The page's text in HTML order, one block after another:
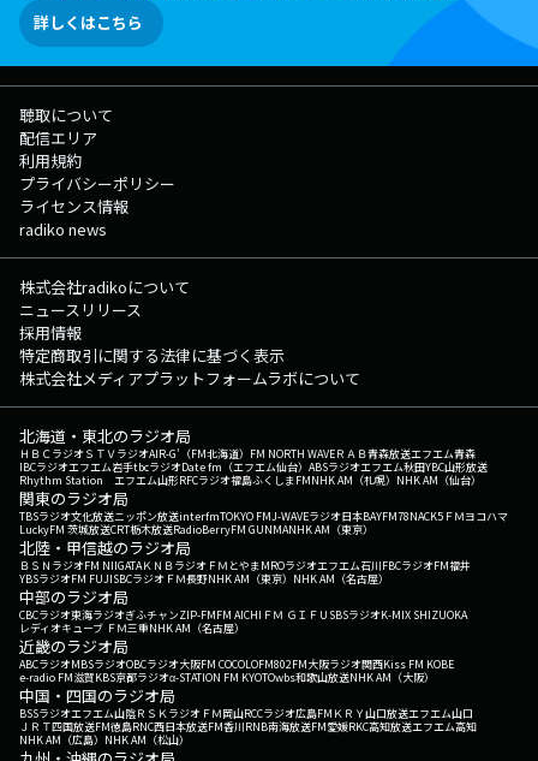
詳しくはこちら
聴取について
配信エリア
利用規約
プライバシーポリシー
ライセンス情報
radiko news
株式会社radikoについて
ニュースリリース
採用情報
特定商取引に関する法律に基づく表示
株式会社メディアプラットフォームラボについて
北海道・東北のラジオ局
ＨＢＣラジオＳＴＶラジオAIR-G'（FM北海道） FM NORTH WAVEＲＡＢ青森放送エフエム青森
IBCラジオエフエム岩手tbcラジオDate fm（エフエム仙台） ABSラジオエフエム秋田YBC山形放送
Rhythm Station エフエム山形RFCラジオ福島ふくしまFMNHK AM（札幌） NHK AM（仙台）
関東のラジオ局
TBSラジオ文化放送ニッポン放送interfmTOKYO FMJ-WAVEラジオ日本BAYFM78NACK5 ＦＭヨコハマ
LuckyFM 茨城放送CRT栃木放送RadioBerryFM GUNMANHK AM（東京）
北陸・甲信越のラジオ局
ＢＳＮラジオFM NIIGATAＫＮＢラジオ ＦＭとやまMROラジオエフエム石川FBCラジオFM福井
YBSラジオFM FUJISBCラジオ ＦＭ長野NHK AM（東京） NHK AM（名古屋）
中部のラジオ局
CBCラジオ東海ラジオぎふチャンZIP-FMFM AICHI ＦＭ ＧＩＦＵ SBSラジオK-MIX SHIZUOKA
レディオキューブ ＦＭ三重NHK AM（名古屋）
近畿のラジオ局
ABCラジオMBSラジオOBCラジオ大阪FM COCOLOFM802FM大阪ラジオ関西Kiss FM KOBE
e-radio FM滋賀KBS京都ラジオα-STATION FM KYOTOwbs和歌山放送NHK AM（大阪）
中国・四国のラジオ局
BSSラジオエフエム山陰ＲＳＫラジオ ＦＭ岡山RCCラジオ広島FM ＫＲＹ山口放送エフエム山口
ＪＲＴ四国放送FM徳島RNC西日本放送FM香川RNB南海放送FM愛媛RKC高知放送エフエム高知
NHK AM（広島） NHK AM（松山）